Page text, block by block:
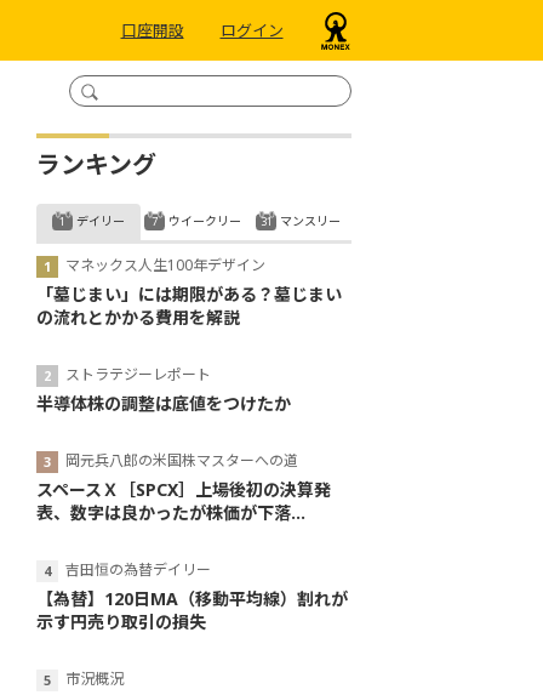
口座開設 ログイン
ランキング
デイリー
マネックス人生100年デザイン
「墓じまい」には期限がある？墓じまい
の流れとかかる費用を解説
ストラテジーレポート
半導体株の調整は底値をつけたか
岡元兵八郎の米国株マスターへの道
スペースＸ［SPCX］上場後初の決算発
表、数字は良かったが株価が下落...
吉田恒の為替デイリー
【為替】120日MA（移動平均線）割れが
示す円売り取引の損失
市況概況
ウイークリー マンスリー